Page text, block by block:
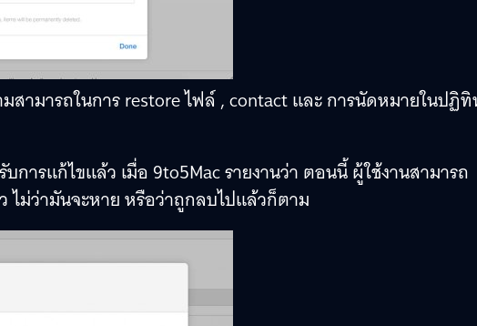
ามารถในการ restore ไฟล์ , contact และ การนัดหมายในปฏิ
ารแก้ไขแล้ว เมื่อ 9to5Mac รายงานว่า ตอนนี้ ผู้ใช้งานสามารถ
ไม่ว่ามันจะหาย หรือว่าถูกลบไปแล้วก็ตาม